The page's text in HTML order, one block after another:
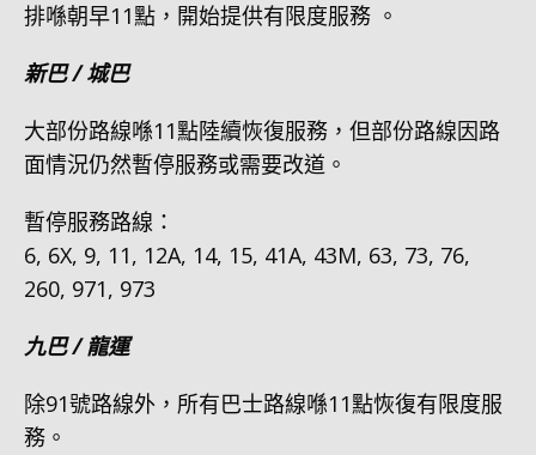
排喺朝早11點，開始提供有限度服務 。
新巴 / 城巴
大部份路線喺11點陸續恢復服務，但部份路線因路
面情況仍然暫停服務或需要改道。
暫停服務路線：
6, 6X, 9, 11, 12A, 14, 15, 41A, 43M, 63, 73, 76,
260, 971, 973
九巴 / 龍運
除91號路線外，所有巴士路線喺11點恢復有限度服
務。